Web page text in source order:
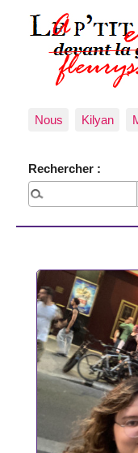
Nous Kilyan
Rechercher :